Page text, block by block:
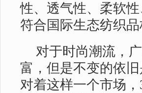
性、透气性、柔软
符合国际生态纺织品
对于时尚潮流，
富，但是不变的依
对着这样一个市场